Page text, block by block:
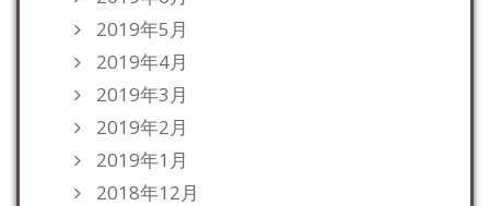
2019年5月
2019年4月
2019年3月
2019年2月
2019年1月
2018年12月